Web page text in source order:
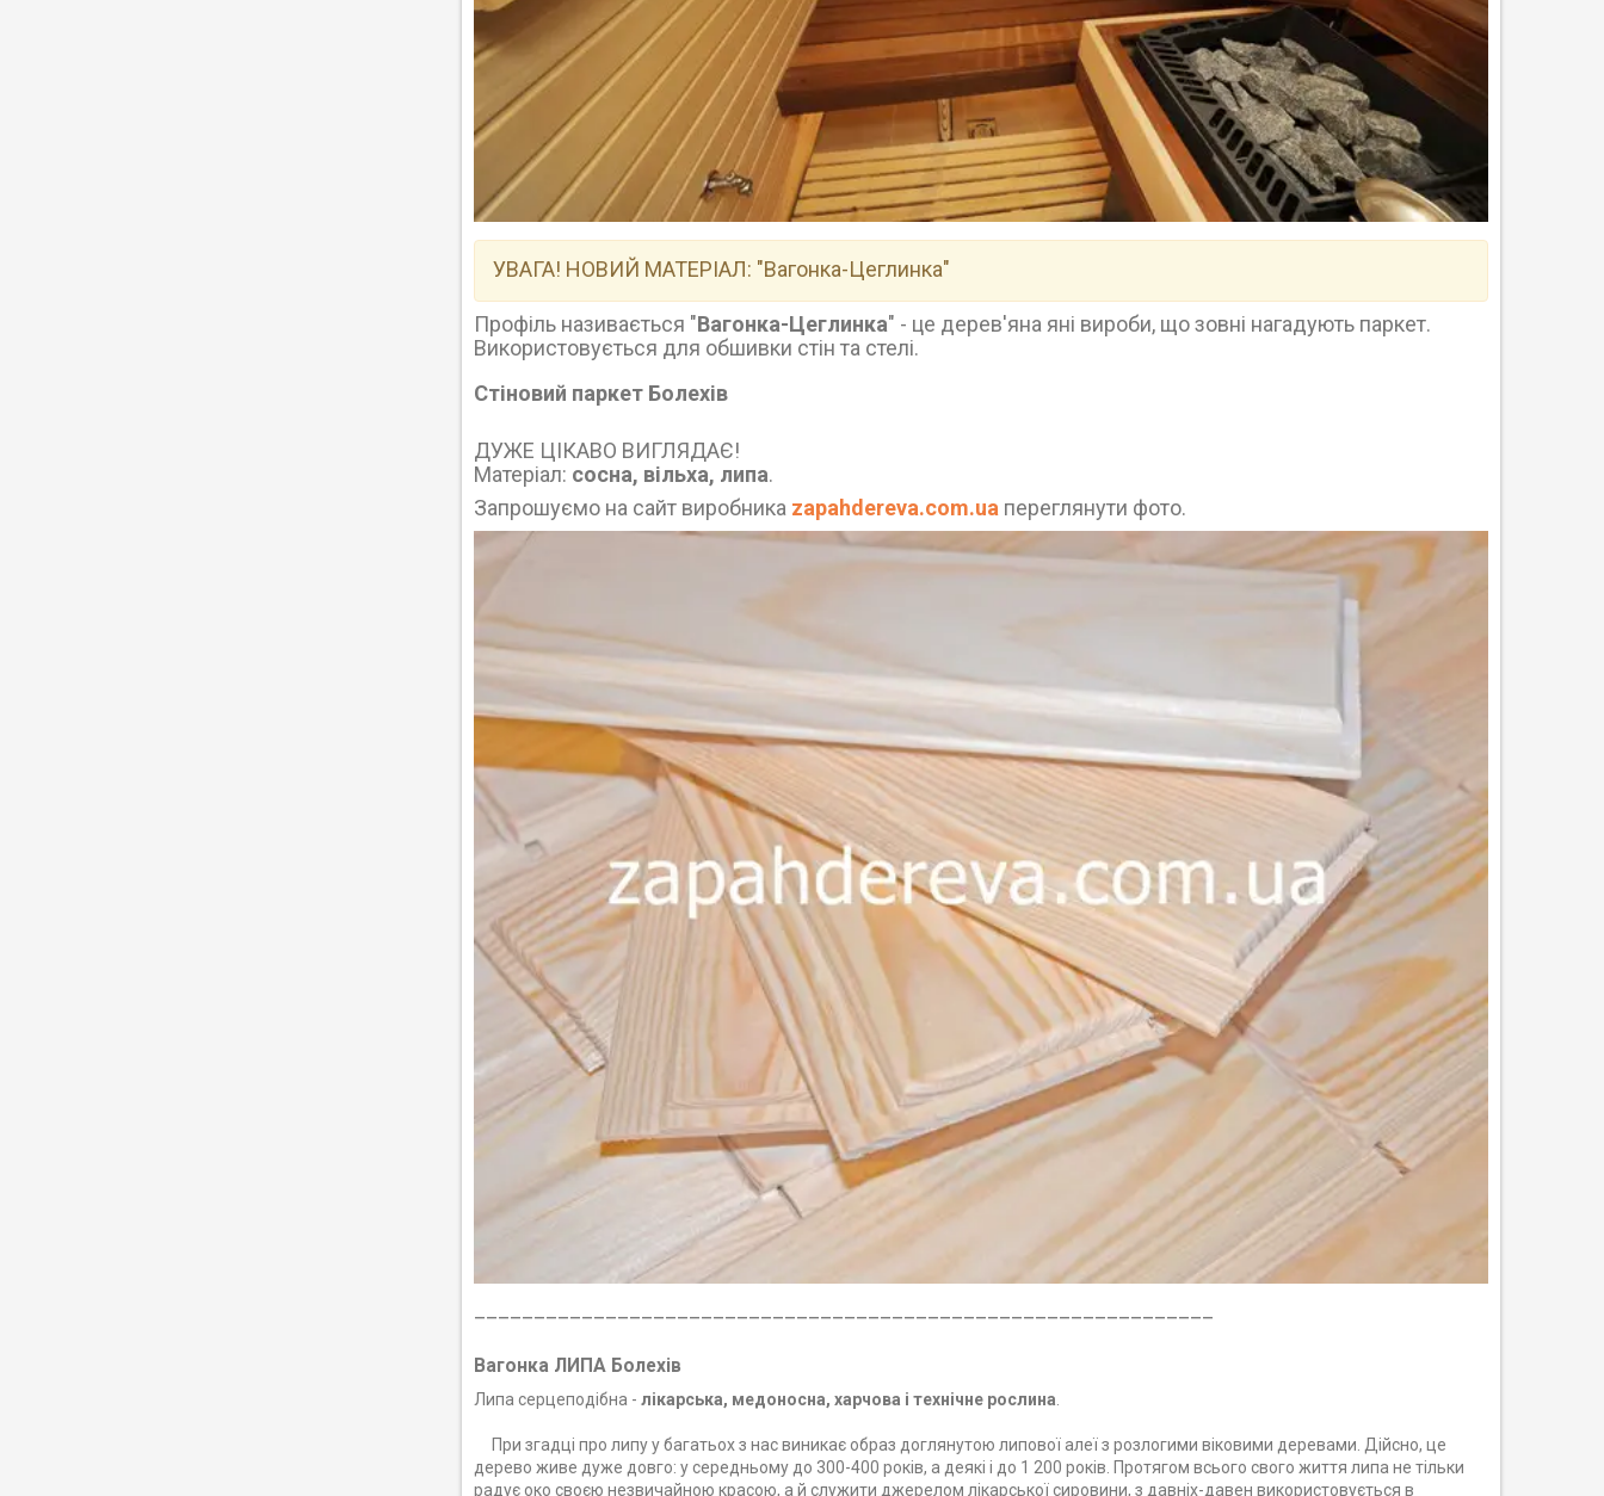
УВАГА! НОВИЙ МАТЕРІАЛ: "Вагонка-Цеглинка"
Профіль називається "Вагонка-Цеглинка" - це дерев'яна яні вироби, що зовні нагадують паркет.
Використовується для обшивки стін та стелі.
Стіновий паркет Болехів
ДУЖЕ ЦІКАВО ВИГЛЯДАЄ!
Матеріал: сосна, вільха, липа.
Запрошуємо на сайт виробника zapahdereva.com.ua переглянути фото.
Вагонка ЛИПА Болехів
Липа серцеподібна - лікарська, медоносна, харчова і технічне рослина
При згадці про липу у багатьох з нас виникає образ доглянутою липової алеї з розлогими віковими деревами. Дійсно, це
дерево живе дуже довго: у середньому до 300-400 років, а деякі і до 1 200 років. Протягом всього свого життя липа не тільки
радує око своєю незвичайною красою, а й служити джерелом лікарської сировини, з давніх-давен використовується в